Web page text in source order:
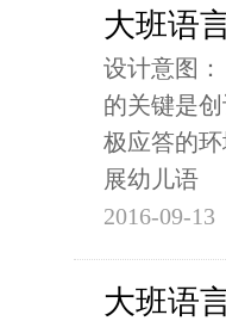
大班语
设计意图
的关键是
极应答的
展幼儿语
2016-09-13
大班语